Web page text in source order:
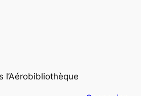
l’Aérobibliothèque